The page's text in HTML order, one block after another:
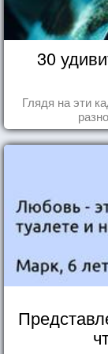
30
Глядя на эти